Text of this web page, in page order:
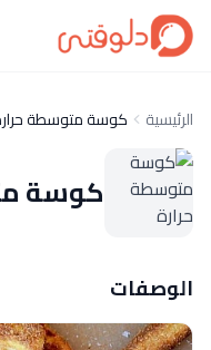
الرئيسية كوسة متوسطة
كوسة
الوصفات